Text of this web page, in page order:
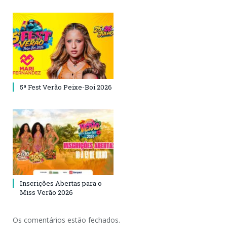
5ª Fest Verão Peixe-Boi 2026
Inscrições Abertas para o
Miss Verão 2026
Os comentários estão fechados.